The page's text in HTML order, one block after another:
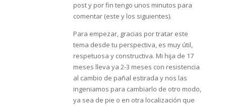
post y por fin tengo unos minutos para
comentar (este y los siguientes).
Para empezar, gracias por tratar este
tema desde tu perspectiva, es muy útil,
respetuosa y constructiva. Mi hija de 17
meses lleva ya 2-3 meses con resistencia
al cambio de pañal estirada y nos las
ingeniamos para cambiarlo de otro modo,
ya sea de pie o en otra localización que